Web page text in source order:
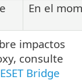
En el
impactos
consulte
Bridge